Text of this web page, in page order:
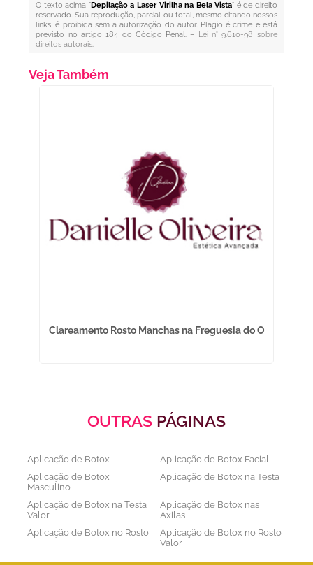
O texto acima "Depilação a Laser Virilha na Bela Vista" é de direito
reservado. Sua reprodução, parcial ou total, mesmo citando nossos
links, é proibida sem a autorização do autor. Plágio é crime e está
previsto no artigo 184 do Código Penal. – Lei n° 9.610-98 sobre
direitos autorais.
Veja Também
Clareamento Rosto Manchas na Freguesia do Ó
OUTRAS PÁGINAS
Aplicação de Botox
Aplicação de Botox Facial
Aplicação de Botox
Masculino
Aplicação de Botox na Testa
Aplicação de Botox na Testa
Valor
Aplicação de Botox nas
Axilas
Aplicação de Botox no Rosto
Aplicação de Botox no Rosto
Valor
Aplicação de Botox nos
Aplicação de Botox Preço